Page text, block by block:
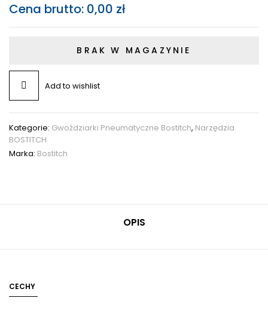
Cena brutto: 0,00 zł
BRAK W MAGAZYNIE
Add to wishlist
Kategorie: Gwoździarki Pneumatyczne Bostitch, Narzędzia
BOSTITCH
Marka: Bostitch
OPIS
CECHY